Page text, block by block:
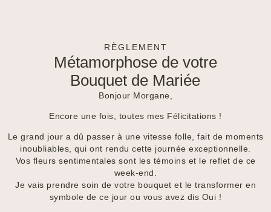
RÈGLEMENT
Métamorphose de votre
Bouquet de Mariée
Bonjour Morgane,
Encore une fois, toutes mes Félicitations !
Le grand jour a dû passer à une vitesse folle, fait de moments
inoubliables, qui ont rendu cette journée exceptionnelle.
Vos fleurs sentimentales sont les témoins et le reflet de ce
week-end.
Je vais prendre soin de votre bouquet et le transformer en
symbole de ce jour ou vous avez dis Oui !